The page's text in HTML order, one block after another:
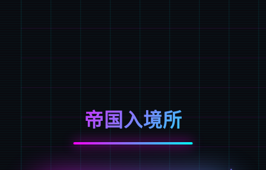
帝国入境所